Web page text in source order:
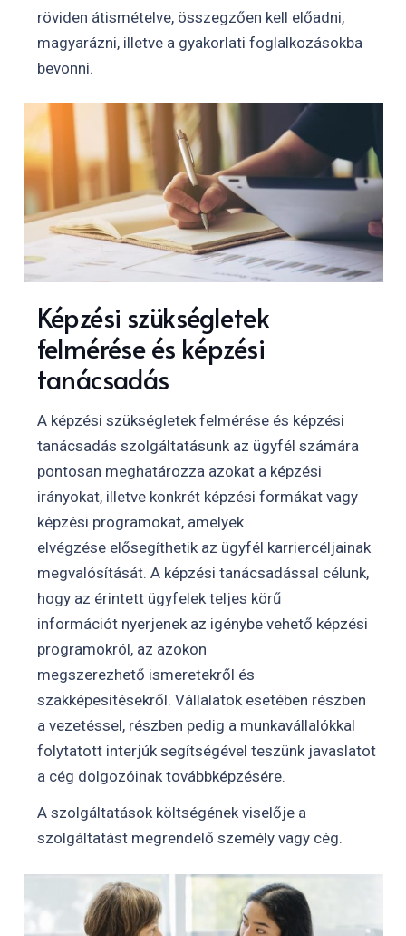
röviden átismételve, összegzően kell előadni,
magyarázni, illetve a gyakorlati foglalkozásokba
bevonni.
Képzési szükségletek
felmérése és képzési
tanácsadás
A képzési szükségletek felmérése és képzési
tanácsadás szolgáltatásunk az ügyfél számára
pontosan meghatározza azokat a képzési
irányokat, illetve konkrét képzési formákat vagy
képzési programokat, amelyek
elvégzése elősegíthetik az ügyfél karriercéljainak
megvalósítását. A képzési tanácsadással célunk,
hogy az érintett ügyfelek teljes körű
információt nyerjenek az igénybe vehető képzési
programokról, az azokon
megszerezhető ismeretekről és
szakképesítésekről. Vállalatok esetében részben
a vezetéssel, részben pedig a munkavállalókkal
folytatott interjúk segítségével teszünk javaslatot
a cég dolgozóinak továbbképzésére.
A szolgáltatások költségének viselője a
szolgáltatást megrendelő személy vagy cég.